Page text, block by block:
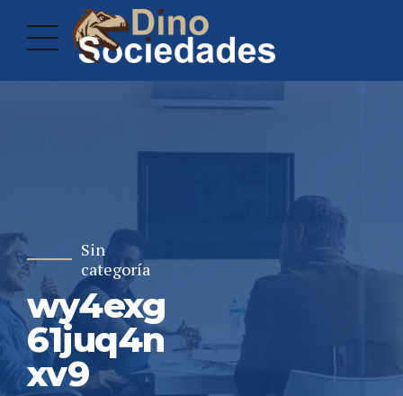
Sin
categoría
wy4exg
61juq4n
xv9